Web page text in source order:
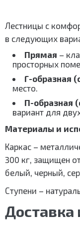
Лестницы с
в следующих
Прямая –
просторных
Г-образная
место.
П-образная
вариант для
Материалы и
Каркас –
300 кг, защищен
белый, черный,
Ступени –
Доставка